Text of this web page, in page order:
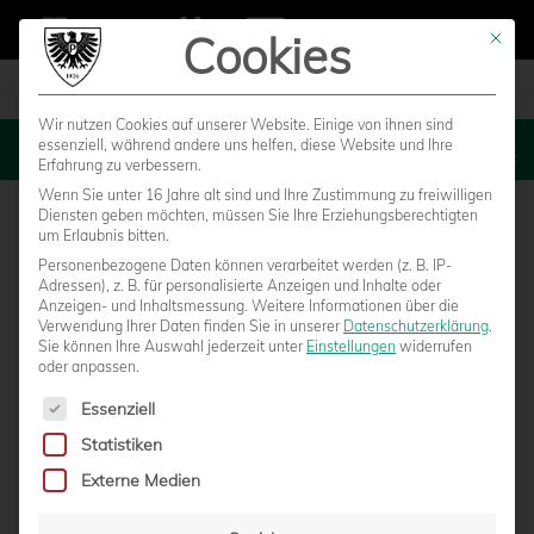
MENU
ARNE BAREZ ÜBERNIMMT IM SOMMER DAS
Mit
Cookies
Wir nutzen Cookies auf unserer Website. Einige von ihnen sind
essenziell, während andere uns helfen, diese Website und Ihre
Erfahrung zu verbessern.
Wenn Sie unter 16 Jahre alt sind und Ihre Zustimmung zu freiwilligen
Diensten geben möchten, müssen Sie Ihre Erziehungsberechtigten
um Erlaubnis bitten.
Personenbezogene Daten können verarbeitet werden (z. B. IP-
Adressen), z. B. für personalisierte Anzeigen und Inhalte oder
Anzeigen- und Inhaltsmessung. Weitere Informationen über die
Verwendung Ihrer Daten finden Sie in unserer Datenschutzerklärung.
Sie können Ihre Auswahl jederzeit unter Einstellungen widerrufen
oder anpassen.
Es folgt eine Liste der Service-Gruppen, für die eine
Essenziell
Statistiken
Externe Medien